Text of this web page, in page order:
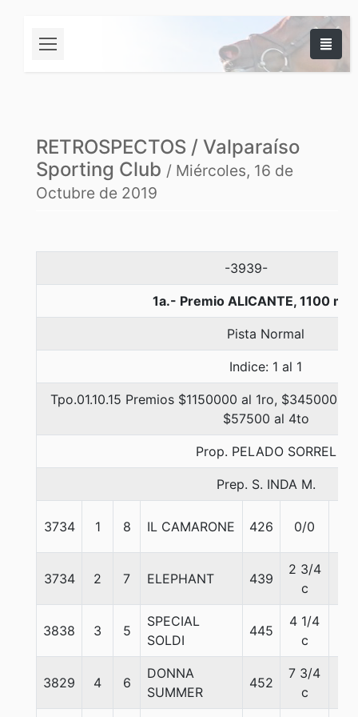
RETROSPECTOS / Valparaíso
Sporting Club / Miércoles, 16 de
Octubre de 2019
-3939-
1a.- Premio ALICANTE, 1100
Pista Normal
Indice: 1 al 1
Tpo.01.10.15 Premios $1150000 al 1ro, $345000
$57500 al 4to
Prop. PELADO SORREL
Prep. S. INDA M.
3734 1 8 IL CAMARONE 426 0/0
3734 2 7 ELEPHANT 439
2 3/4
c
3838 3 5
SPECIAL
SOLDI
445
4 1/4
c
3829 4 6
DONNA
SUMMER
452
7 3/4
c